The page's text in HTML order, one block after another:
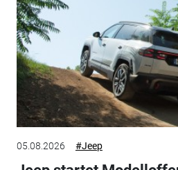
05.08.2026 #Jeep